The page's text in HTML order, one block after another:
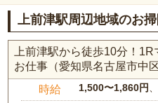
上前津駅周辺地域のお
上前津駅から徒歩10分！
お仕事（愛知県名古屋市中区
時給 1,500〜1,860円